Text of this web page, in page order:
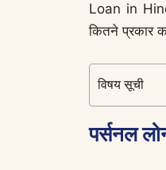
Loan in
कितने प्रकार
विषय सूची
पर्सनल